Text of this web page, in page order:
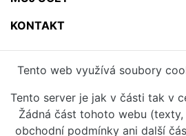
KONTAKT
Tento web využívá soubory
Tento server je jak v části tak v
Žádná část tohoto webu
obchodní podmínky ani další